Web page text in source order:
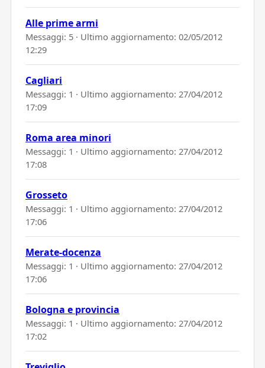
Alle prime armi
Messaggi: 5 · Ultimo aggiornamento: 02/05/2012
12:29
Cagliari
Messaggi: 1 · Ultimo aggiornamento: 27/04/2012
17:09
Roma area minori
Messaggi: 1 · Ultimo aggiornamento: 27/04/2012
17:08
Grosseto
Messaggi: 1 · Ultimo aggiornamento: 27/04/2012
17:06
Merate-docenza
Messaggi: 1 · Ultimo aggiornamento: 27/04/2012
17:06
Bologna e provincia
Messaggi: 1 · Ultimo aggiornamento: 27/04/2012
17:02